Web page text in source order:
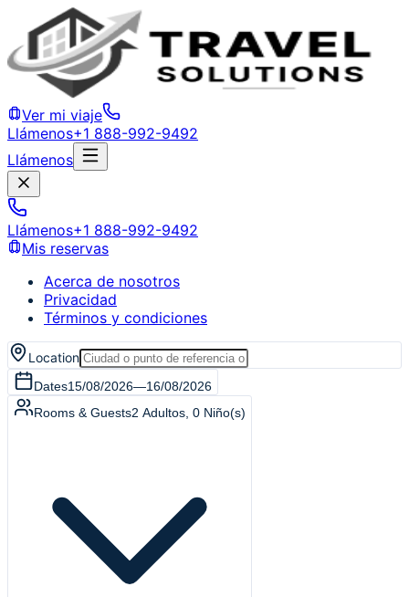
Ver mi viaje
Llámenos+1 888-992-9492
Llámenos
Llámenos+1 888-992-9492
Mis reservas
Acerca de nosotros
Privacidad
Términos y condiciones
Location
Dates15/08/2026—16/08/2026
Rooms & Guests2 Adultos 0 Niño(s)